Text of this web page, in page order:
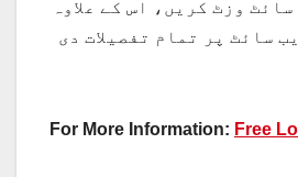
وزٹ کریں، اس کے علاوہ
سائٹ پر تمام تفصیلات دی
For More Information: Free